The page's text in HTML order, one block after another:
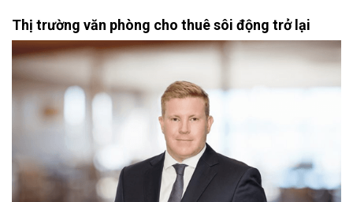
Thị trường văn phòng cho thuê sôi động trở lại